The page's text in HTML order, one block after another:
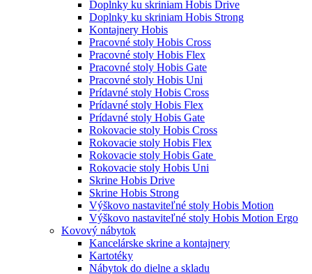
Doplnky ku skriniam Hobis Drive
Doplnky ku skriniam Hobis Strong
Kontajnery Hobis
Pracovné stoly Hobis Cross
Pracovné stoly Hobis Flex
Pracovné stoly Hobis Gate
Pracovné stoly Hobis Uni
Prídavné stoly Hobis Cross
Prídavné stoly Hobis Flex
Prídavné stoly Hobis Gate
Rokovacie stoly Hobis Cross
Rokovacie stoly Hobis Flex
Rokovacie stoly Hobis Gate
Rokovacie stoly Hobis Uni
Skrine Hobis Drive
Skrine Hobis Strong
Výškovo nastaviteľné stoly Hobis Motion
Výškovo nastaviteľné stoly Hobis Motion Ergo
Kovový nábytok
Kancelárske skrine a kontajnery
Kartotéky
Nábytok do dielne a skladu